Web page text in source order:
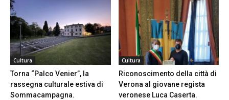
Cultura
Torna “Palco Venier”, la
rassegna culturale estiva di
Sommacampagna.
Cultura
Riconoscimento della città di
Verona al giovane regista
veronese Luca Caserta.